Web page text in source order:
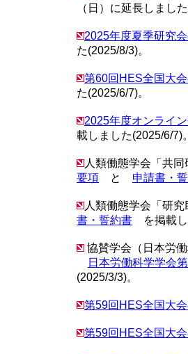
（日）に延長しまし
2025年度夏季研究
た(2025/8/3)。
第60回HES全国大
た(2025/6/7)。
2025年度オンライ
載しました(2025/6/7)。
人類働態学会「共
要項 と 申請書・
人類働態学会「研
書・誓約書 を掲載し
協賛学会（日本労
日本労働科学学会
(2025/3/3)。
第59回HES全国大
第59回HES全国大